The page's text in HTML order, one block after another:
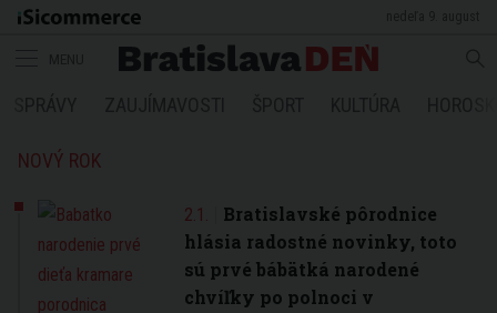
NOVÝ ROK
2.1.
Bratislavské pôrodnice
hlásia radostné novinky, toto
sú prvé bábätká narodené
chvíľky po polnoci v